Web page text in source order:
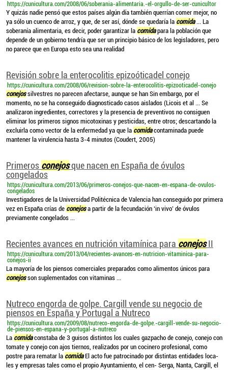
https://cunicultura.com/2008/06/soberania-alimentaria.-el-orgullo-de-ser-cunicultor
Y quizás nadie pensó que estos países algún día también querrían comer mejor, no
ya sólo un cuenco de arroz, y que, de ser así, dónde se quedaría la comida... La
soberanía alimentaria, es decir, poder garantizar la comidapara la población que
depende de un gobierno tendría que ser un principio básico de los legisladores, pero
no parece que en Europa esto sea una realidad
Revisión sobre la enterocolitis epizoóticadel conejo
https://cunicultura.com/2008/06/revision-sobre-la-enterocolitis-epizooticadel-conejo
conejossilvestres no parecen afectarse, aunque se han Sin embargo, por el
momento, no se ha conseguido diagnosticado casos aislados (Licois et al ... Se
analizaron ingredientes, correctores y la presencia de preventivos no consiguen
eliminar los primeros signos micotoxinas y pesticidas, entre otros; descartando la
excluirla como vector de la enfermedad ya que la comidacontaminada puede
mantener la virulencia hasta 3-4 minutos (Coudert, 2005)
Primeros conejosque nacen en España de óvulos
congelados
https://cunicultura.com/2013/06/primeros-conejos-que-nacen-en-espana-de-ovulos-
congelados
Investigadores de la Universidad Politécnica de Valencia han conseguido por primera
vez en España crías de conejosa partir de la fecundación ‘in vivo’ de óvulos
previamente congelados ...
Recientes avances en nutrición vitamínica para conejosII
https://cunicultura.com/2013/04/recientes-avances-en-nutricion-vitaminica-para-
conejos-ii
La mayoría de los piensos comerciales preparados como alimentos únicos para
conejosson suplementados con vitaminas ...
Nutreco engorda de golpe. Cargill vende su negocio de
piensos en España y Portugal a Nutreco
https://cunicultura.com/2009/08/nutreco-engorda-de-golpe.-cargill-vende-su-negocio-
de-piensos-en-espana-y-portugal-a-nutreco
La comidaconstaba de 3 guisos distintos los cuales gazpacho de conejo, conejo con
tomate y conejo con ajos tiernos, realizados por un cocinero profesional, como
postre para rematar la comidaEl acto fue patrocinado por distintas entidades loca-
les y empresas tales como el propio Ayuntamiento, el cen- Serga, Nanta, Cargill, el